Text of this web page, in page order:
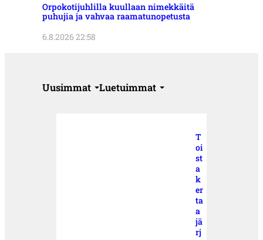
Orpokotijuhlilla kuullaan nimekkäitä
puhujia ja vahvaa raamatunopetusta
6.8.2026 22:58
Uusimmat Luetuimmat
T
oi
st
a
k
er
ta
a
jä
rj